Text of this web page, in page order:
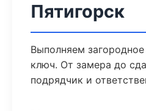
Пятигорск
Выполняем
ключ. От замера до
подрядчик и